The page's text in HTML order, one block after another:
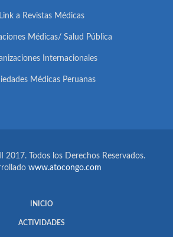
Link a Revistas Médicas
Médicas/ Salud Pública
Internacionales
Médicas Peruanas
Todos los Derechos Reservados.
www.atocongo.com
INICIO
ACTIVIDADES